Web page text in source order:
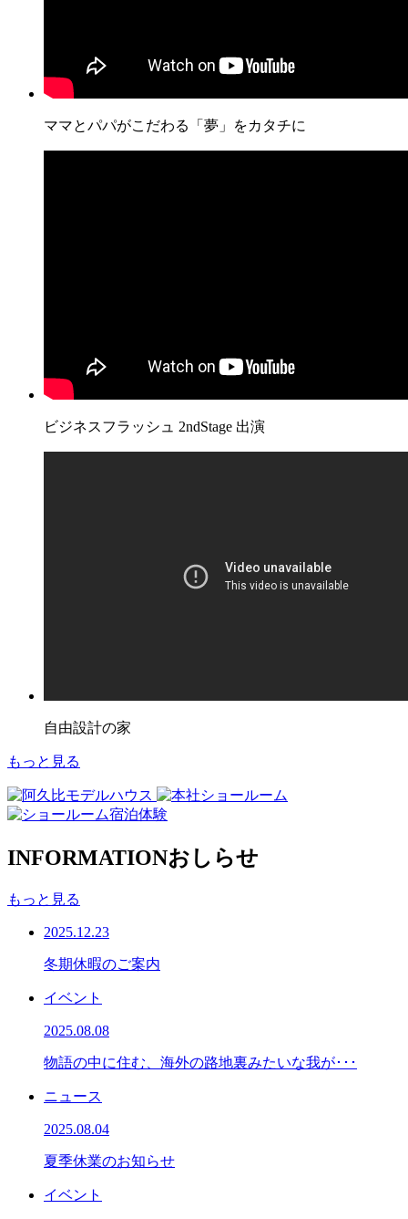
ママとパパがこだわる「夢」をカタチに
ビジネスフラッシュ 2ndStage 出演
自由設計の家
もっと見る
INFORMATIONおしらせ
もっと見る
2025.12.23
冬期休暇のご案内
イベント
2025.08.08
物語の中に住む、海外の路地裏みたいな我が･･･
ニュース
2025.08.04
夏季休業のお知らせ
イベント